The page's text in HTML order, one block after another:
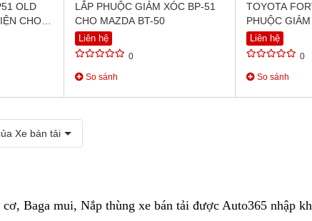
OLD
CHO
LẮP PHUỘC GIẢM XÓC BP-51
CHO MAZDA BT-50
Liên hệ
0
So sánh
TOYOTA
PHUỘC
Liên hệ
0
So sánh
Xe bán tải
Baga mui, Nắp thùng xe bán tải được Auto365 nhập